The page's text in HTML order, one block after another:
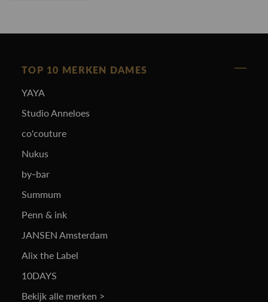
TOP 10 MERKEN DAMES
YAYA
Studio Anneloes
co'couture
Nukus
by-bar
Summum
Penn & ink
JANSEN Amsterdam
Alix the Label
10DAYS
Bekijk alle merken >